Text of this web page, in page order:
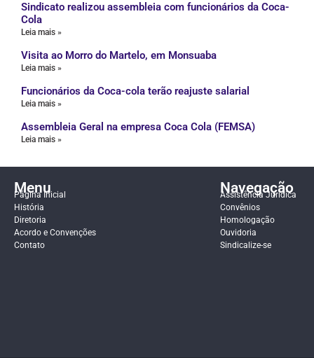
Sindicato realizou assembleia com funcionários da Coca-
Cola
Leia mais »
Visita ao Morro do Martelo, em Monsuaba
Leia mais »
Funcionários da Coca-cola terão reajuste salarial
Leia mais »
Assembleia Geral na empresa Coca Cola (FEMSA)
Leia mais »
Menu
Página Inicial
História
Diretoria
Acordo e Convenções
Contato
Navegação
Assistência Jurídica
Convênios
Homologação
Ouvidoria
Sindicalize-se